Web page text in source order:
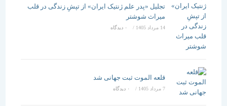
تجلیل «پدر علم ژنتیک ایران» از تپشِ زندگی در قلب
میراث شوشتر
14 مرداد 1405 / ۰ دیدگاه
قلعه الموت ثبت جهانی شد
/ ۰ دیدگاه